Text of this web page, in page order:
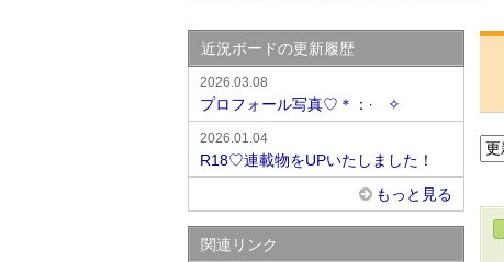
近況ボードの更新履歴
2026.03.08
プロフォール写真♡＊：·゚✧
2026.01.04
R18♡連載物をUPいたしました！
もっと見る
関連リンク